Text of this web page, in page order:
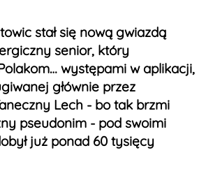
stał się nową gwiazdą
senior, który
występami w aplikacji,
głównie przez
Lech - bo tak brzmi
pseudonim - pod swoimi
już ponad 60 tysięcy